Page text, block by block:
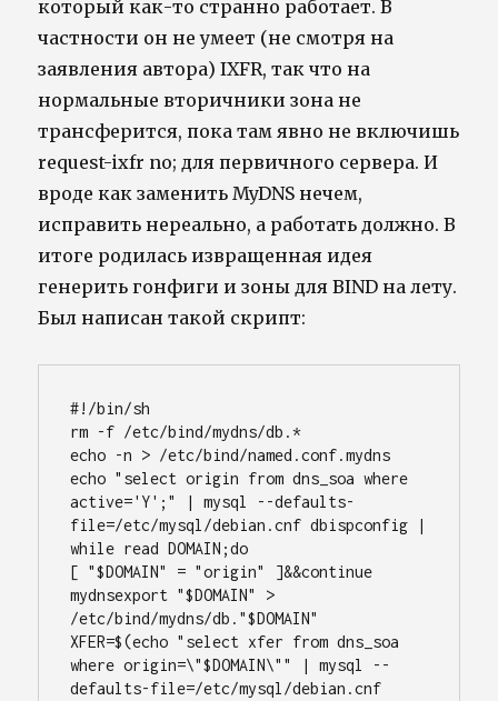
который как-то странно работает. В
частности он не умеет (не смотря на
заявления автора) IXFR, так что на
нормальные вторичники зона не
трансферится, пока там явно не включишь
request-ixfr no; для первичного сервера. И
вроде как заменить MyDNS нечем,
исправить нереально, а работать должно. В
итоге родилась извращенная идея
генерить гонфиги и зоны для BIND на лету.
Был написан такой скрипт:
#!/bin/sh
rm -f /etc/bind/mydns/db.*
echo -n > /etc/bind/named.conf.mydns
echo "select origin from dns_soa where
active='Y';" | mysql --defaults-
file=/etc/mysql/debian.cnf dbispconfig |
while read DOMAIN;do
[ "$DOMAIN" = "origin" ]&&continue
mydnsexport "$DOMAIN" >
/etc/bind/mydns/db."$DOMAIN"
XFER=$(echo "select xfer from dns_soa
where origin=\"$DOMAIN\"" | mysql --
defaults-file=/etc/mysql/debian.cnf